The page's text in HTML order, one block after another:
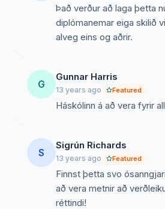
Það verður að laga þetta
diplómanemar eiga skilið
alveg eins og aðrir.
G
Gunnar Harris
13 years ago Featured
Háskólinn á að vera fyrir
S
Sigrún Richards
13 years ago Featured
Finnst þetta svo
að vera metnir að
réttindi!